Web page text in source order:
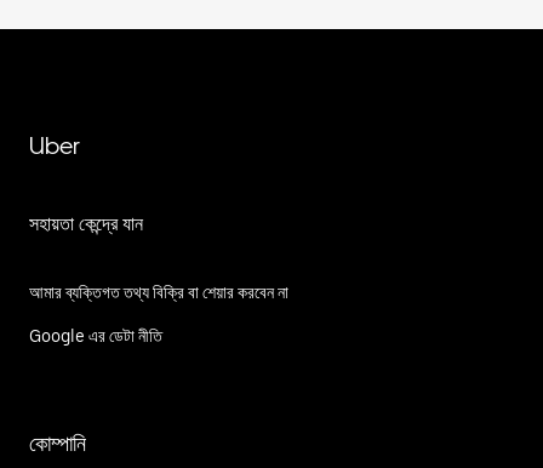
Uber
সহায়তা কেন্দ্রে যান
আমার ব্যক্তিগত তথ্য বিক্রি বা শেয়ার করবেন না
Google এর ডেটা নীতি
কোম্পানি